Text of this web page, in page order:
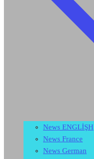
News ENGLİŞH
News France
News German